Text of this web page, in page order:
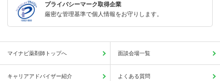
プライバシーマーク取得企業
厳密な管理基準で個人情報をお守りします。
マイナビ薬剤師トップへ 面談会場一覧
キャリアアドバイザー紹介 よくある質問